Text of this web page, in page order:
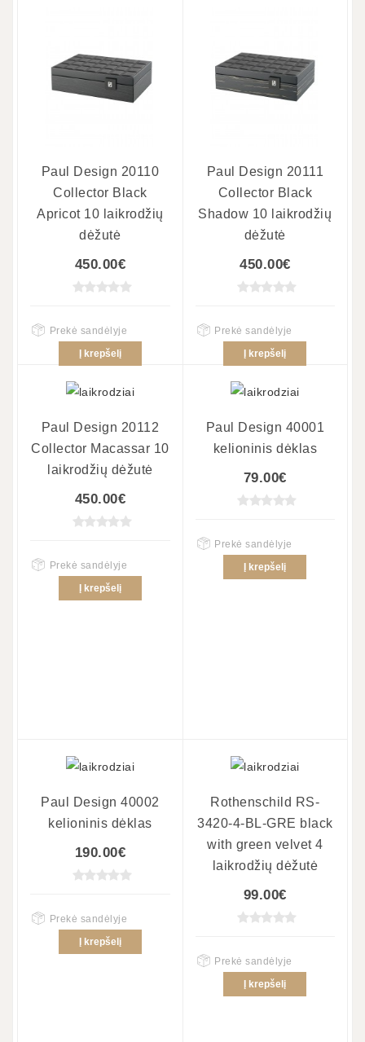
Paul Design 20110
Collector Black
Apricot 10 laikrodžių
dėžutė
450.00€
Prekė sandėlyje
Į krepšelį
Paul Design 20111
Collector Black
Shadow 10 laikrodžių
dėžutė
450.00€
Prekė sandėlyje
Į krepšelį
Paul Design 20112
Collector Macassar 10
laikrodžių dėžutė
450.00€
Prekė sandėlyje
Į krepšelį
Paul Design 40001
kelioninis dėklas
79.00€
Prekė sandėlyje
Į krepšelį
Paul Design 40002
kelioninis dėklas
190.00€
Prekė sandėlyje
Į krepšelį
Rothenschild RS-
3420-4-BL-GRE black
with green velvet 4
laikrodžių dėžutė
99.00€
Prekė sandėlyje
Į krepšelį